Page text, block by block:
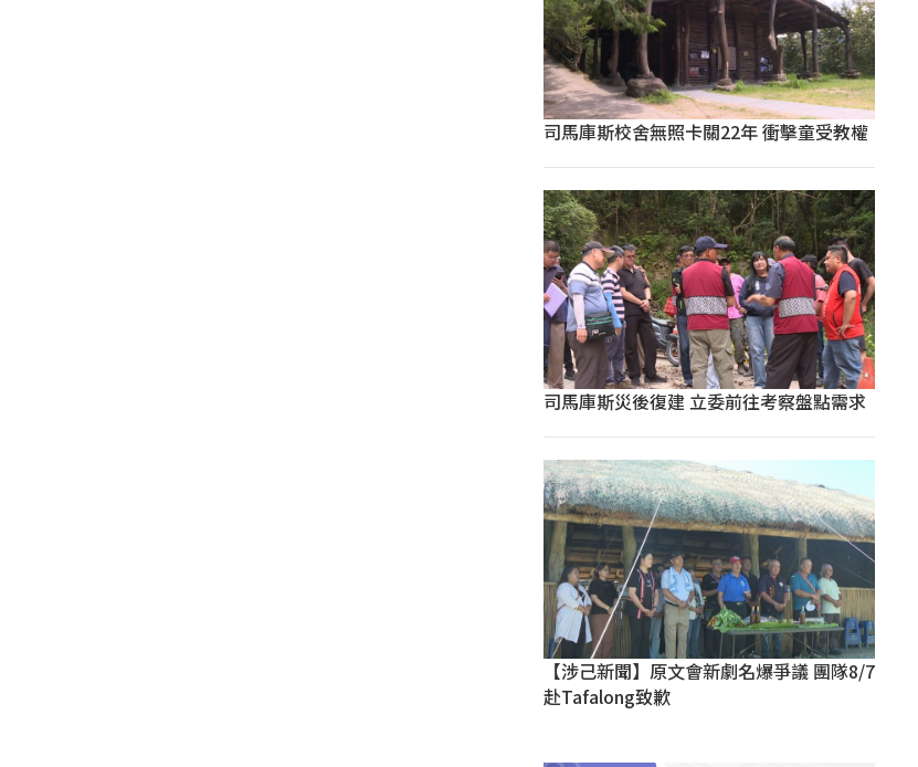
司馬庫斯校舍無照卡關22年 衝擊童受教權
司馬庫斯災後復建 立委前往考察盤點需求
【涉己新聞】原文會新劇名爆爭議 團隊8/7
赴Tafalong致歉